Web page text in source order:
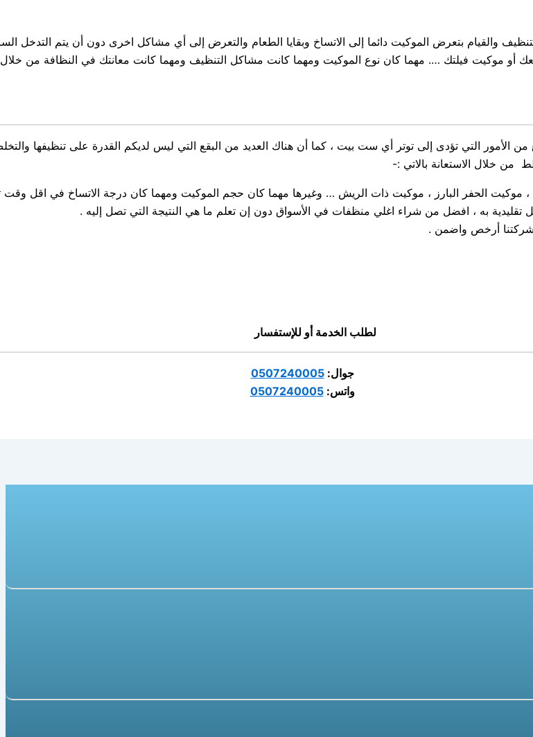
والقيام بتعرض الموكيت دائما إلى الاتساخ وبقايا الطعام والتعرض إلى أي مشاكل اخرى دون أن يتم التدخل
موكيت فيلتك …. مهما كان نوع الموكيت ومهما كانت مشاكل التنظيف ومهما كانت معانتك في النظافة من خلال
التي تؤدى إلى توتر أي ست بيت ، كما أن هناك العديد من البقع التي ليس لديكم القدرة على تنظيفها
من خلال الاستعانة بالاتي :-
الحفر البارز ، موكيت ذات الريش … وغيرها مهما كان حجم الموكيت ومهما كان درجة الاتساخ في اقل
به ، افضل من شراء اغلي منظفات في الأسواق دون إن تعلم ما هي النتيجة التي تصل إليه .
فشركتنا أرخص واضمن .
لطلب الخدمة أو للإستفسار
جوال:0507240005
واتس:0507240005